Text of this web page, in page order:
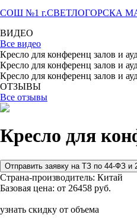
СОШ №1 г.СВЕТЛОГОРСКА
ВИДЕО
Все видео
Кресло для конференц залов и
Кресло для конференц залов и
Кресло для конференц залов и
ОТЗЫВЫ
Все отзывы
Кресло для
Страна-производитель: Китай
Базовая цена: от 26458 руб.
узнать скидку от объема